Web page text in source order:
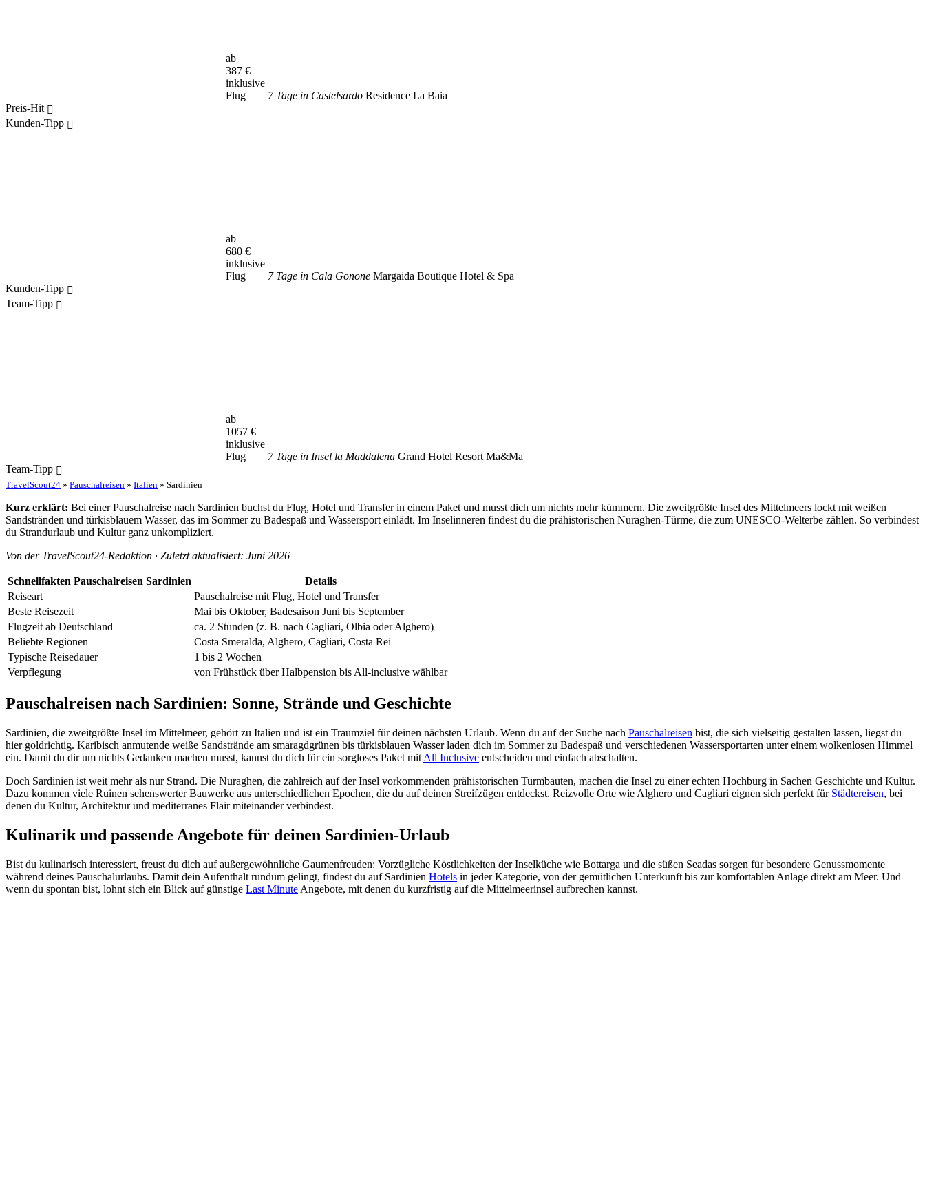
ab
387 €
inklusive
Flug
7 Tage in Castelsardo Residence La Baia
Preis-Hit
Kunden-Tipp
ab
680 €
inklusive
Flug
7 Tage in Cala Gonone Margaida Boutique Hotel & Spa
Kunden-Tipp
Team-Tipp
ab
1057 €
inklusive
Flug
7 Tage in Insel la Maddalena Grand Hotel Resort Ma&Ma
Team-Tipp
TravelScout24 » Pauschalreisen » Italien » Sardinien
Kurz erklärt: Bei einer Pauschalreise nach Sardinien buchst du Flug, Hotel und Transfer in einem Paket und musst dich um nichts mehr kümmern. Die zweitgrößte Insel des Mittelmeers lockt mit weißen
Sandstränden und türkisblauem Wasser, das im Sommer zu Badespaß und Wassersport einlädt. Im Inselinneren findest du die prähistorischen Nuraghen-Türme, die zum UNESCO-Welterbe zählen. So verbindest
du Strandurlaub und Kultur ganz unkompliziert.
Von der TravelScout24-Redaktion · Zuletzt aktualisiert: Juni 2026
Schnellfakten Pauschalreisen Sardinien
Details
Reiseart
Pauschalreise mit Flug, Hotel und Transfer
Beste Reisezeit
Mai bis Oktober, Badesaison Juni bis September
Flugzeit ab Deutschland
ca. 2 Stunden (z. B. nach Cagliari, Olbia oder Alghero)
Beliebte Regionen
Costa Smeralda, Alghero, Cagliari, Costa Rei
Typische Reisedauer
1 bis 2 Wochen
Verpflegung
von Frühstück über Halbpension bis All-inclusive wählbar
Pauschalreisen nach Sardinien: Sonne, Strände und Geschichte
Sardinien, die zweitgrößte Insel im Mittelmeer, gehört zu Italien und ist ein Traumziel für deinen nächsten Urlaub. Wenn du auf der Suche nach Pauschalreisen bist, die sich vielseitig gestalten lassen, liegst du
hier goldrichtig. Karibisch anmutende weiße Sandstrände am smaragdgrünen bis türkisblauen Wasser laden dich im Sommer zu Badespaß und verschiedenen Wassersportarten unter einem wolkenlosen Himmel
ein. Damit du dir um nichts Gedanken machen musst, kannst du dich für ein sorgloses Paket mit All Inclusive entscheiden und einfach abschalten.
Doch Sardinien ist weit mehr als nur Strand. Die Nuraghen, die zahlreich auf der Insel vorkommenden prähistorischen Turmbauten, machen die Insel zu einer echten Hochburg in Sachen Geschichte und Kultur.
Dazu kommen viele Ruinen sehenswerter Bauwerke aus unterschiedlichen Epochen, die du auf deinen Streifzügen entdeckst. Reizvolle Orte wie Alghero und Cagliari eignen sich perfekt für Städtereisen, bei
denen du Kultur, Architektur und mediterranes Flair miteinander verbindest.
Kulinarik und passende Angebote für deinen Sardinien-Urlaub
Bist du kulinarisch interessiert, freust du dich auf außergewöhnliche Gaumenfreuden: Vorzügliche Köstlichkeiten der Inselküche wie Bottarga und die süßen Seadas sorgen für besondere Genussmomente
während deines Pauschalurlaubs. Damit dein Aufenthalt rundum gelingt, findest du auf Sardinien Hotels in jeder Kategorie, von der gemütlichen Unterkunft bis zur komfortablen Anlage direkt am Meer. Und
wenn du spontan bist, lohnt sich ein Blick auf günstige Last Minute Angebote, mit denen du kurzfristig auf die Mittelmeerinsel aufbrechen kannst.